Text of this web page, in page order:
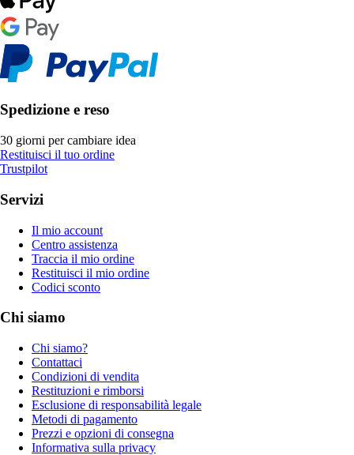
Spedizione e reso
30 giorni per cambiare idea
Restituisci il tuo ordine
Trustpilot
Servizi
Il mio account
Centro assistenza
Traccia il mio ordine
Restituisci il mio ordine
Codici sconto
Chi siamo
Chi siamo?
Contattaci
Condizioni di vendita
Restituzioni e rimborsi
Esclusione di responsabilità legale
Metodi di pagamento
Prezzi e opzioni di consegna
Informativa sulla privacy